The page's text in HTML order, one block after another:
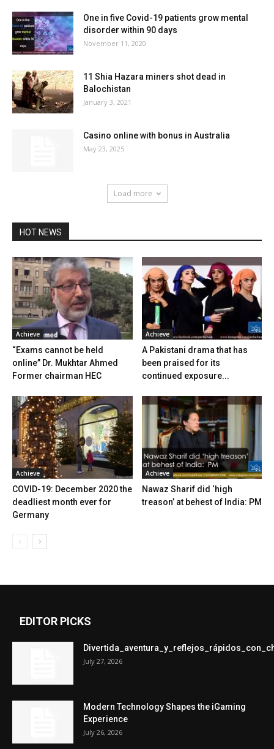
One in five Covid-19 patients grow mental
disorder within 90 days
November 11, 2020
11 Shia Hazara miners shot dead in
Balochistan
January 3, 2021
Casino online with bonus in Australia
May 23, 2025
Load more
HOT NEWS
Achieve
“Exams cannot be held
online” Dr. Mukhtar Ahmed
Former chairman HEC
Achieve
A Pakistani drama that has
been praised for its
continued exposure...
Achieve
COVID-19: December 2020 the
deadliest month ever for
Germany
Achieve
Nawaz Sharif did ‘high
treason’ at behest of India: PM
EDITOR PICKS
July 27, 2026
Modern Technology Shapes the iGaming
Experience
July 26, 2026